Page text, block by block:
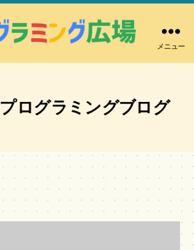
メニュー
プログラミングブログ